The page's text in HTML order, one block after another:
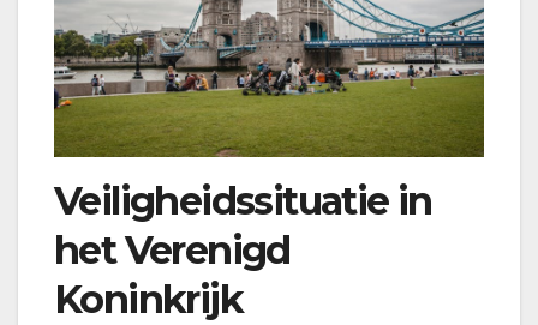
Veiligheidssituatie in
het Verenigd
Koninkrijk